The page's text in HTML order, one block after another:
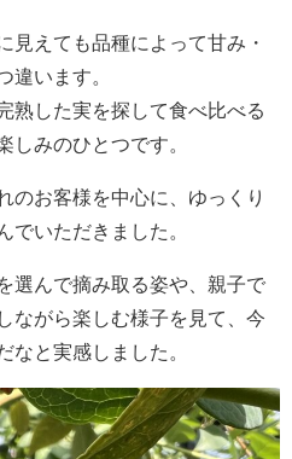
見えても品種によって甘み・
違います。
熟した実を探して食べ比べる
しみのひとつです。
のお客様を中心に、ゆっくり
でいただきました。
選んで摘み取る姿や、親子で
ながら楽しむ様子を見て、今
なと実感しました。